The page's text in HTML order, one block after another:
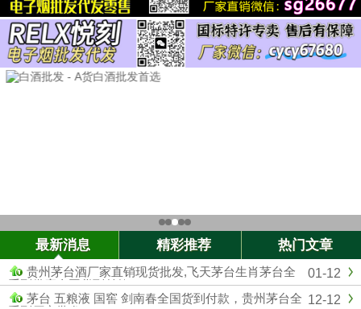
最新消息 精彩推荐 热门文章
01-12
贵州茅台酒厂家直销现货批发,飞天茅台生肖茅台全
系列供应全国货到付款
12-12
茅台 五粮液 国窖 剑南春全国货到付款，贵州茅台全